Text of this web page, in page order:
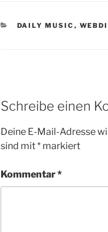
KATEGORIEN
DAILY MUSIC ,
Schreibe einen
Deine E-Mail-Adresse
sind mit* markiert
Kommentar*